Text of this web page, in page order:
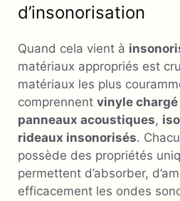
d’insonorisation
Quand cela vient à
matériaux appropriés est
matériaux les plus
comprennent vinyle chargé
panneaux acoustiques,
rideaux insonorisés.
possède des propriétés
permettent d’absorber,
efficacement les ondes